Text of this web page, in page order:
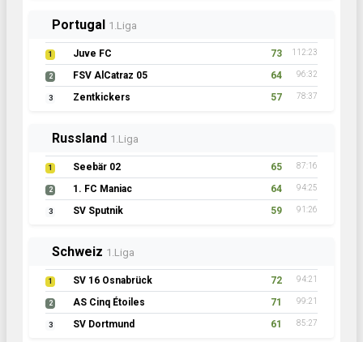
Portugal 1.Liga
1 Juve FC 73 112:23
2 FSV AlCatraz 05 64 96:32
3 Zentkickers 57 78:37
Russland 1.Liga
1 Seebär 02 65 87:16
2 1. FC Maniac 64 94:25
3 SV Sputnik 59 91:26
Schweiz 1.Liga
1 SV 16 Osnabrück 72 94:21
2 AS Cinq Étoiles 71 99:21
3 SV Dortmund 61 85:27